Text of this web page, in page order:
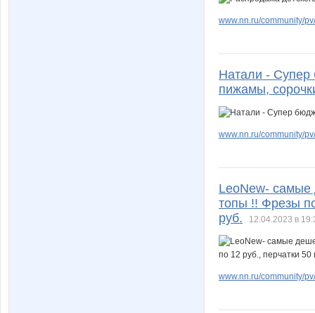
www.nn.ru/community/
Натали - Супер
пижамы,
www.nn.ru/community/
LeoNew- самые
топы !! Фрезы
руб.
12.04.2023 в
www.nn.ru/community/